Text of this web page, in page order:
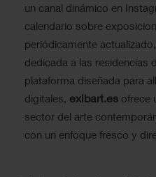
un canal dinámico en
calendario sobre
periódicamente
dedicada a las residencias
plataforma diseñada para
digitales, exibart.es ofrece
sector del arte
con un enfoque fresco y